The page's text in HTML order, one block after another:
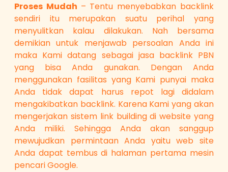
Proses Mudah – Tentu menyebabkan backlink
sendiri itu merupakan suatu perihal yang
menyulitkan kalau dilakukan. Nah bersama
demikian untuk menjawab persoalan Anda ini
maka Kami datang sebagai jasa backlink PBN
yang bisa Anda gunakan. Dengan Anda
menggunakan fasilitas yang Kami punyai maka
Anda tidak dapat harus repot lagi didalam
mengakibatkan backlink. Karena Kami yang akan
mengerjakan sistem link building di website yang
Anda miliki. Sehingga Anda akan sanggup
mewujudkan permintaan Anda yaitu web site
Anda dapat tembus di halaman pertama mesin
pencari Google.